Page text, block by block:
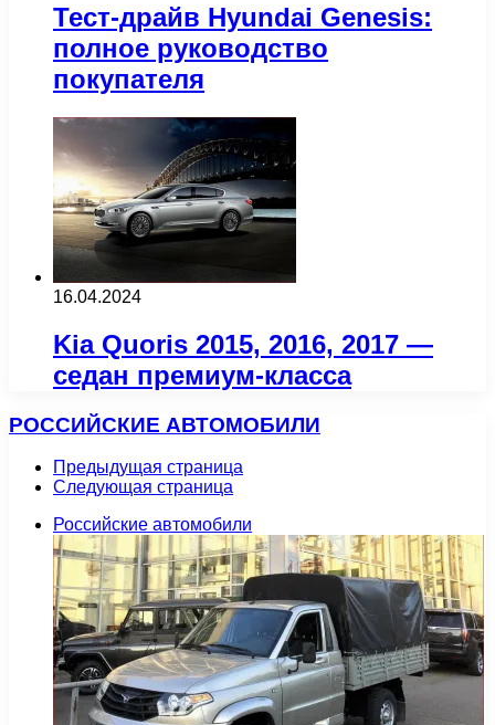
Тест-драйв Hyundai Genesis:
полное руководство
покупателя
16.04.2024
Kia Quoris 2015, 2016, 2017 —
седан премиум-класса
РОССИЙСКИЕ АВТОМОБИЛИ
Предыдущая страница
Следующая страница
Российские автомобили